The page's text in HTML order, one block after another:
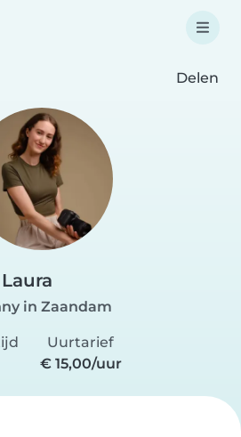
Delen
Laura
in Zaandam
Uurtarief
€ 15,00/uur